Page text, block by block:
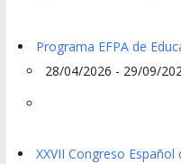
Programa EFPA de
28/04/2026 - 29/09/
XXVII Congreso